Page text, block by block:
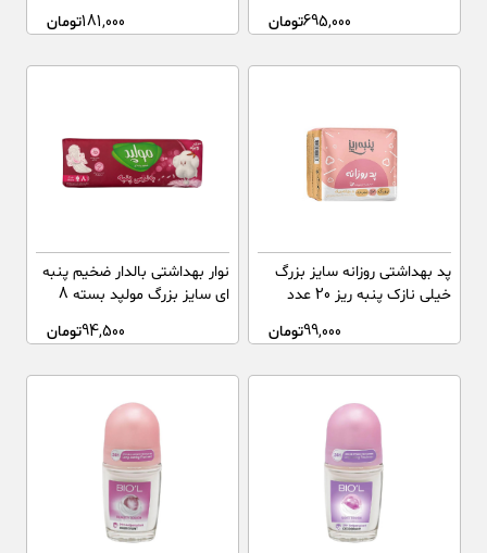
695,000تومان 181,000تومان
پد بهداشتی روزانه سایز بزرگ
خیلی نازک پنبه ریز 20 عدد
99,000تومان
نوار بهداشتی بالدار ضخیم پنبه
ای سایز بزرگ مولپد بسته 8
94,500تومان